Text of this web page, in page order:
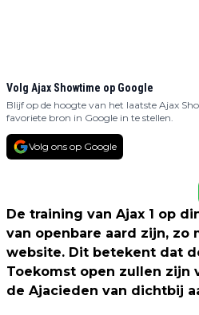
Volg Ajax Showtime op Google
Blijf op de hoogte van het laatste Ajax
favoriete bron in Google in te stellen.
Volg ons op Google
De training van Ajax 1 op
van openbare aard zijn, zo
website. Dit betekent dat
Toekomst open zullen zijn
de Ajacieden van dichtbij